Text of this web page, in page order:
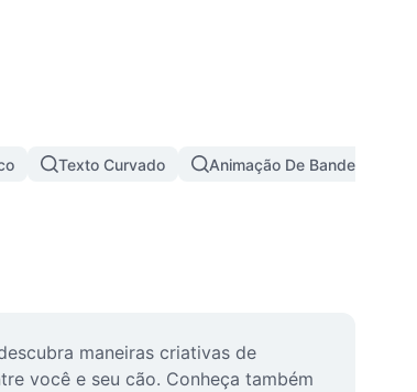
Texto Curvado Animação De Bandeira
maneiras criativas de
você e seu cão. Conheça também